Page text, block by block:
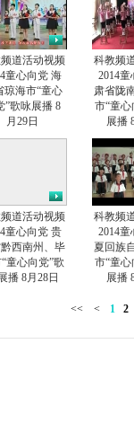
道活动视频
童心向党 海
琼海市“童心
”歌咏展播 8
月29日
科教频
2014童
肃省陇
市“童
展播
道活动视频
童心向党 贵
西南州、毕
童心向党”歌
播 8月28日
科教频
2014童
夏回族
市“童
展播
<< < 1 2